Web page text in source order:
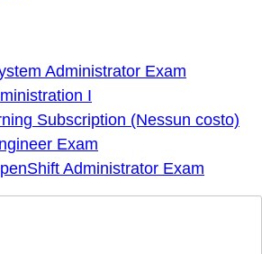
Administrator Exam
I
Subscription (Nessun costo)
Exam
Administrator Exam